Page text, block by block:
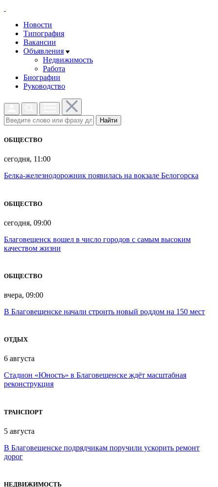
Новости
Типография
Вакансии
Объявления
Недвижимость
Работа
Биографии
Руководство
Найти
ОБЩЕСТВО
сегодня, 11:00
Белка-железнодорожник появилась на вокзале Белогорска
ОБЩЕСТВО
сегодня, 09:00
Благовещенск вошел в число городов с самым высоким
качеством жизни
ОБЩЕСТВО
вчера, 09:00
В Благовещенске начали строить новый роддом на 150 мест
ОТДЫХ
6 августа
Стадион «Юность» в Благовещенске ждёт масштабная
реконструкция
ТРАНСПОРТ
5 августа
В Благовещенске подрядчикам поручили ускорить ремонт
дорог
НЕДВИЖИМОСТЬ